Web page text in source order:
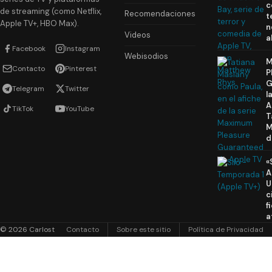
de streaming (como Netflix,
Apple TV+, HBO Max).
Facebook Instagram
Contacto Pinterest
Telegram Twitter
TikTok YouTube
Recomendaciones
Videos
Webisodios
© 2026 Carlost Contacto Sobre este sitio Política de Privacidad